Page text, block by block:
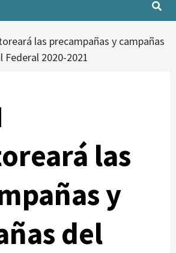
las precampañas y campañas
2020-2021
las
y
del